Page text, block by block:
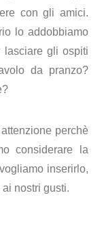
con gli amici.
lo addobbiamo
lasciare gli ospiti
da pranzo?
perchè
considerare la
inserirlo,
nostri gusti.